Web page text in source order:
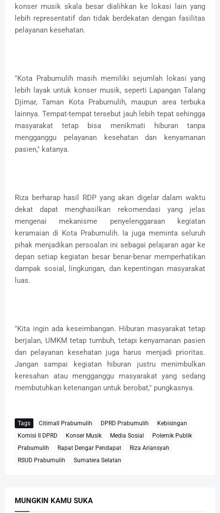
konser musik skala besar dialihkan ke lokasi lain yang
lebih representatif dan tidak berdekatan dengan fasilitas
pelayanan kesehatan.
"Kota Prabumulih masih memiliki sejumlah lokasi yang
lebih layak untuk konser musik, seperti Lapangan Talang
Djimar, Taman Kota Prabumulih, maupun area terbuka
lainnya. Tempat-tempat tersebut jauh lebih tepat sehingga
masyarakat tetap bisa menikmati hiburan tanpa
mengganggu pelayanan kesehatan dan kenyamanan
pasien," katanya.
Riza berharap hasil RDP yang akan digelar dalam waktu
dekat dapat menghasilkan rekomendasi yang jelas
mengenai mekanisme penyelenggaraan kegiatan
keramaian di Kota Prabumulih. Ia juga meminta seluruh
pihak menjadikan persoalan ini sebagai pelajaran agar ke
depan setiap kegiatan besar benar-benar memperhatikan
dampak sosial, lingkungan, dan kepentingan masyarakat
luas.
"Kita ingin ada keseimbangan. Hiburan masyarakat tetap
berjalan, UMKM tetap tumbuh, tetapi kenyamanan pasien
dan pelayanan kesehatan juga harus menjadi prioritas.
Jangan sampai kegiatan hiburan justru menimbulkan
keresahan atau mengganggu masyarakat yang sedang
membutuhkan ketenangan untuk berobat," pungkasnya.
Tags Citimall Prabumulih DPRD Prabumulih
Kebisingan
Komisi II DPRD
Konser Musik Media Sosial
Polemik Publik
Prabumulih
Rapat Dengar Pendapat
Riza Ariansyah
RSUD Prabumulih
Sumatera Selatan
MUNGKIN KAMU SUKA